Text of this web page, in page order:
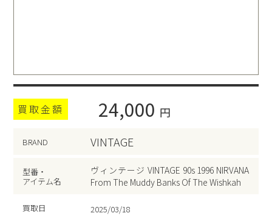
買取金額 24,000 円
BRAND VINTAGE
型番・
アイテム名
ヴィンテージ VINTAGE 90s 1996 NIRVANA
From The Muddy Banks Of The Wishkah
買取日 2025/03/18